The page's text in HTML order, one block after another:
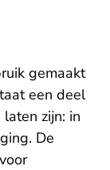
gemaakt
een deel
zijn: in
De